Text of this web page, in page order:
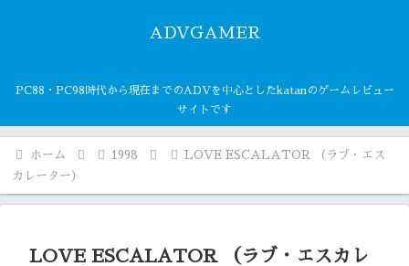
ADVGAMER
PC88・PC98時代から現在までのADVを中心としたkatanのゲームレビュー
サイトです
ホーム 1998
LOVE ESCALATOR （ラブ・エス
カレーター）
LOVE ESCALATOR （ラブ・エスカレ